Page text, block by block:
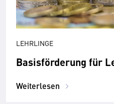
LEHRLINGE
Basisförderung für
Weiterlesen